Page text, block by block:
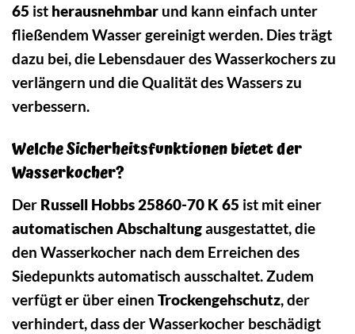
65 ist herausnehmbar und kann einfach unter
fließendem Wasser gereinigt werden. Dies trägt
dazu bei, die Lebensdauer des Wasserkochers zu
verlängern und die Qualität des Wassers zu
verbessern.
Welche Sicherheitsfunktionen bietet der
Wasserkocher?
Der Russell Hobbs 25860-70 K 65 ist mit einer
automatischen Abschaltungausgestattet, die
den Wasserkocher nach dem Erreichen des
Siedepunkts automatisch ausschaltet. Zudem
verfügt er über einen Trockengehschutz, der
verhindert, dass der Wasserkocher beschädigt